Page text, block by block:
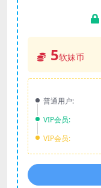
5软妹币
普通用户:
VIP会员:
VIP会员: